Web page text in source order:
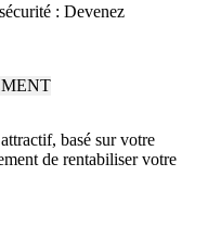
: Devenez
basé sur votre
de rentabiliser votre